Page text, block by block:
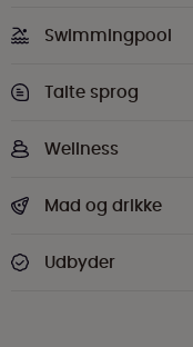
Swimmingpool
Talte sprog
Wellness
Mad og drikke
Udbyder